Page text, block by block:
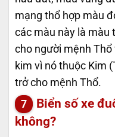
mạng thổ hợp màu
các màu này là màu
cho người mệnh
kim vì nó thuộc Kim
trở cho mệnh Thổ.
Biển số xe
không?